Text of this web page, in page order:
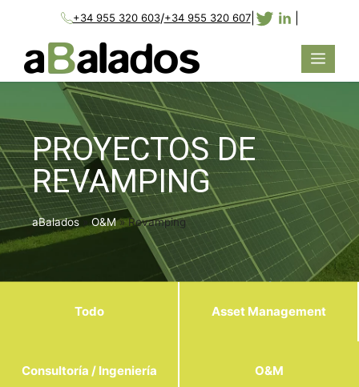
+34 955 320 603/+34 955 320 607|
PROYECTOS DE
REVAMPING
aBalados O&M»Revamping
Todo Asset Management
Consultoría / Ingeniería O&M